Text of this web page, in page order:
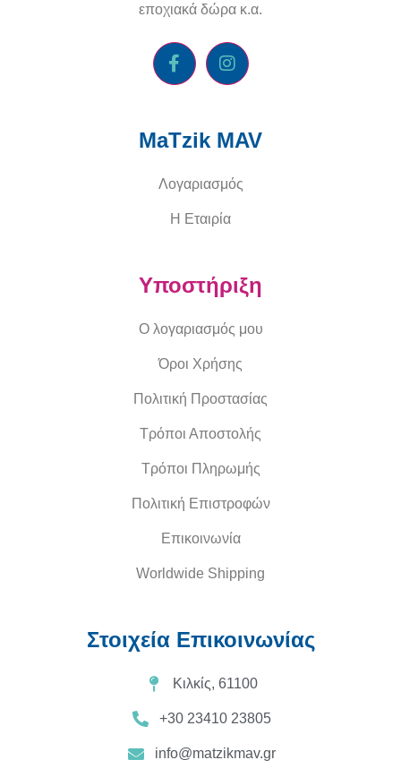
εποχιακά δώρα κ.α.
MaTzik MAV
Λογαριασμός
Η Εταιρία
Υποστήριξη
Ο λογαριασμός μου
Όροι Χρήσης
Πολιτική Προστασίας
Τρόποι Αποστολής
Τρόποι Πληρωμής
Πολιτική Επιστροφών
Επικοινωνία
Worldwide Shipping
Στοιχεία Επικοινωνίας
Κιλκίς, 61100
+30 23410 23805
info@matzikmav.gr